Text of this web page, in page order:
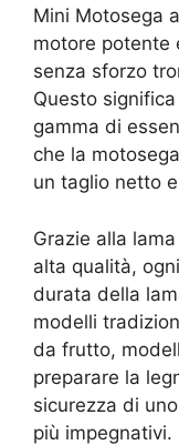
Mini Motosega
motore potente
senza sforzo
Questo
gamma di
che la
un taglio netto
Grazie alla
alta qualità,
durata della
modelli
da frutto,
preparare la
sicurezza di
più impegnativi.